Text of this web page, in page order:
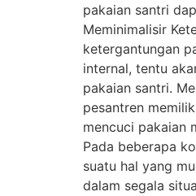
pakaian santri
Meminimalisir
ketergantungan
internal, tentu
pakaian santri.
pesantren
mencuci pakaian
Pada beberapa
suatu hal yang
dalam segala